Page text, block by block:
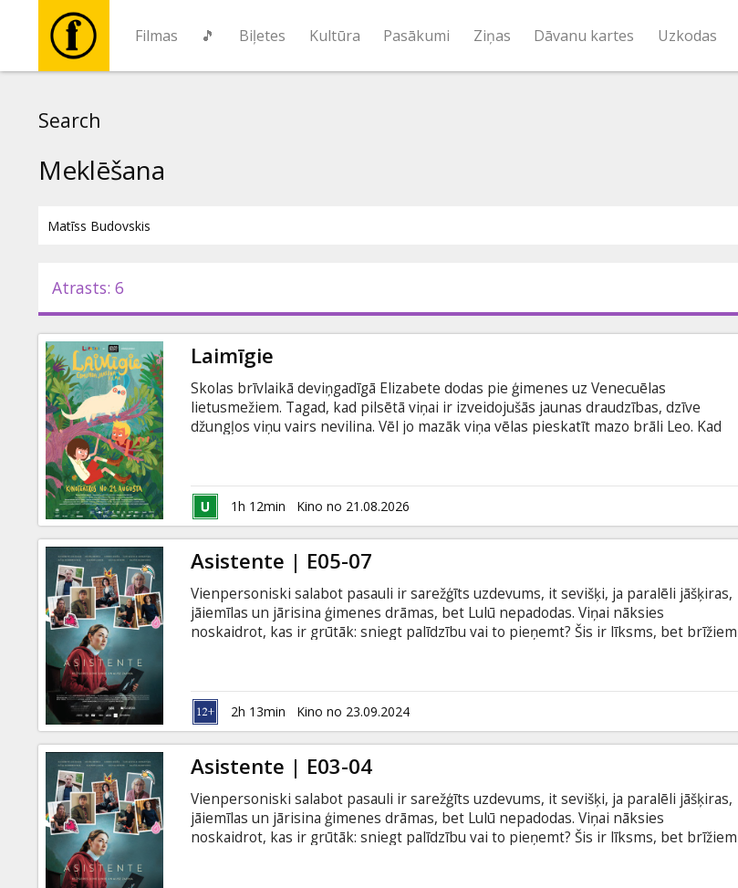
Filmas 🎵 Biļetes Kultūra Pasākumi Ziņas Dāvanu kartes Uzkodas
Pasākumi
Ziņas
Dāvanu
kartes
Uzkodas
B2B
Kino
Klubs
Search
Meklēšana
Atrasts: 6
Laimīgie
Skolas brīvlaikā deviņgadīgā Elizabete dodas pie ģimenes uz Venecuēlas
lietusmežiem. Tagad, kad pilsētā viņai ir izveidojušās jaunas draudzības, dzīve
džungļos viņu vairs nevilina. Vēl jo mazāk viņa vēlas pieskatīt mazo brāli Leo. Kad
izglābtu brāli un neredzētas sugas radījumu Pūkainīti, Elizabete uzdrošinās iepazīt
Venecuēlas džungļu noslēpumus.
1h 12min Kino no 21.08.2026
Asistente | E05-07
Vienpersoniski salabot pasauli ir sarežģīts uzdevums, it sevišķi, ja paralēli jāšķiras,
jāiemīlas un jārisina ģimenes drāmas, bet Lulū nepadodas. Viņai nāksies
noskaidrot, kas ir grūtāk: sniegt palīdzību vai to pieņemt? Šis ir līksms, bet brīžiem
2h 13min Kino no 23.09.2024
Asistente | E03-04
Vienpersoniski salabot pasauli ir sarežģīts uzdevums, it sevišķi, ja paralēli jāšķiras,
jāiemīlas un jārisina ģimenes drāmas, bet Lulū nepadodas. Viņai nāksies
noskaidrot, kas ir grūtāk: sniegt palīdzību vai to pieņemt? Šis ir līksms, bet brīžiem